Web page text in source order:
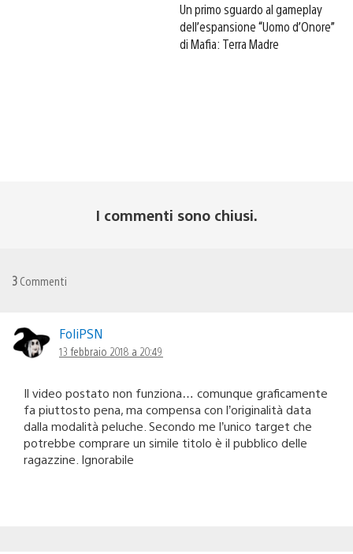
Un primo sguardo al gameplay
dell’espansione “Uomo d’Onore”
di Mafia: Terra Madre
I commenti sono chiusi.
3 Commenti
FoliPSN
13 febbraio 2018 a 20:49
Il video postato non funziona… comunque graficamente
fa piuttosto pena, ma compensa con l’originalità data
dalla modalità peluche. Secondo me l’unico target che
potrebbe comprare un simile titolo è il pubblico delle
ragazzine. Ignorabile